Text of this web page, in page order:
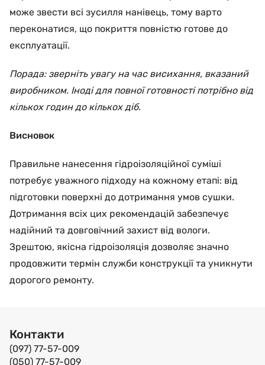
може звести всі зусилля нанівець, тому варто
переконатися, що покриття повністю готове до
експлуатації.
Порада: зверніть увагу на час висихання, вказаний
виробником. Іноді для повної готовності потрібно від
кількох годин до кількох діб.
Висновок
Правильне нанесення гідроізоляційної суміші
потребує уважного підходу на кожному етапі: від
підготовки поверхні до дотримання умов сушки.
Дотримання всіх цих рекомендацій забезпечує
надійний та довговічний захист від вологи.
Зрештою, якісна гідроізоляція дозволяє значно
продовжити термін служби конструкції та уникнути
дорогого ремонту.
Контакти
(097) 77-57-009
(050) 77-57-009